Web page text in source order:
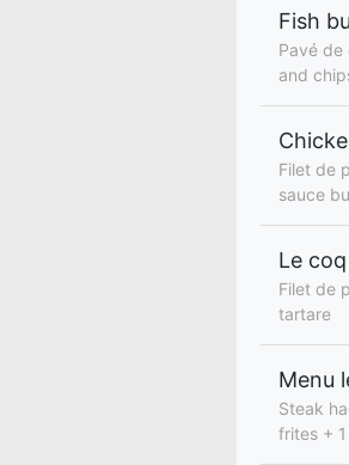
Fish
Pavé de
and
Filet de
sauce
Le
Filet de
tartare
Menu
Steak
frites +